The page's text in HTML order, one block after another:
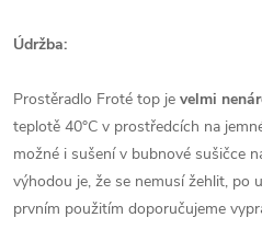
Údržba:
Prostěradlo Froté top je velmi
teplotě 40°C v prostředcích na
možné i sušení v bubnové sušičce
výhodou je, že se nemusí žehlit, po
prvním použitím doporučujeme